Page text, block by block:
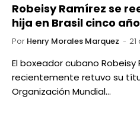
Robeisy Ramírez se
hija en Brasil cinco
Por Henry Morales Marquez
El boxeador cubano Robeisy
recientemente retuvo su
Organización Mundial…